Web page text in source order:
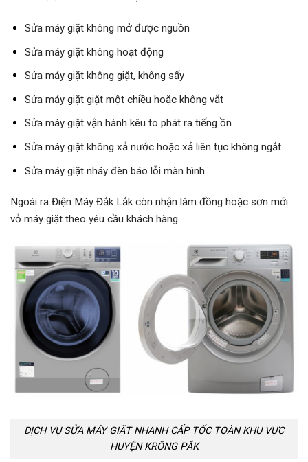
Sửa máy giặt không mở được nguồn
Sửa máy giặt không hoạt động
Sửa máy giặt không giặt, không sấy
Sửa máy giặt giặt một chiều hoặc không vắt
Sửa máy giặt vận hành kêu to phát ra tiếng ồn
Sửa máy giặt không xả nước hoặc xả liên tục không ngắt
Sửa máy giặt nháy đèn báo lỗi màn hình
Ngoài ra Điện Máy Đắk Lắk còn nhận làm đồng hoặc sơn mới
vỏ máy giặt theo yêu cầu khách hàng.
DỊCH VỤ SỬA MÁY GIẶT NHANH CẤP TỐC TOÀN KHU VỰC
HUYỆN KRÔNG PẮK